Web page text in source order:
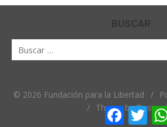
BUSCAR
© 2026 Fundación para la Libertad /
/ Theme by Design
Facebook